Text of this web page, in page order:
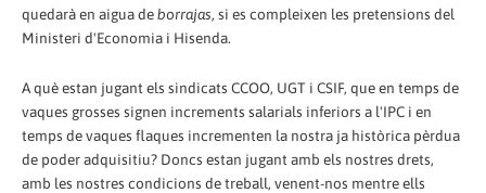
quedarà en aigua deborrajas, si es compleixen les pretensions del
Ministeri d'Economia i Hisenda.
A què estan jugant els sindicats CCOO, UGT i CSIF, que en temps de
vaques grosses signen increments salarials inferiors a l'IPC i en
temps de vaques flaques incrementen la nostra ja històrica pèrdua
de poder adquisitiu? Doncs estan jugant amb els nostres drets,
amb les nostres condicions de treball, venent-nos mentre ells